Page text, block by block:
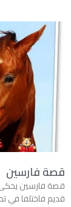
قصة فارسين
قصة فارسين يحكى
قديم فاختلفا في